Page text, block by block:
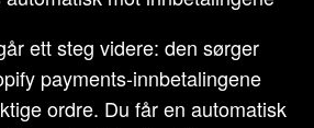
ett steg videre: den sørger
payments-innbetalingene
ordre. Du får en automatisk